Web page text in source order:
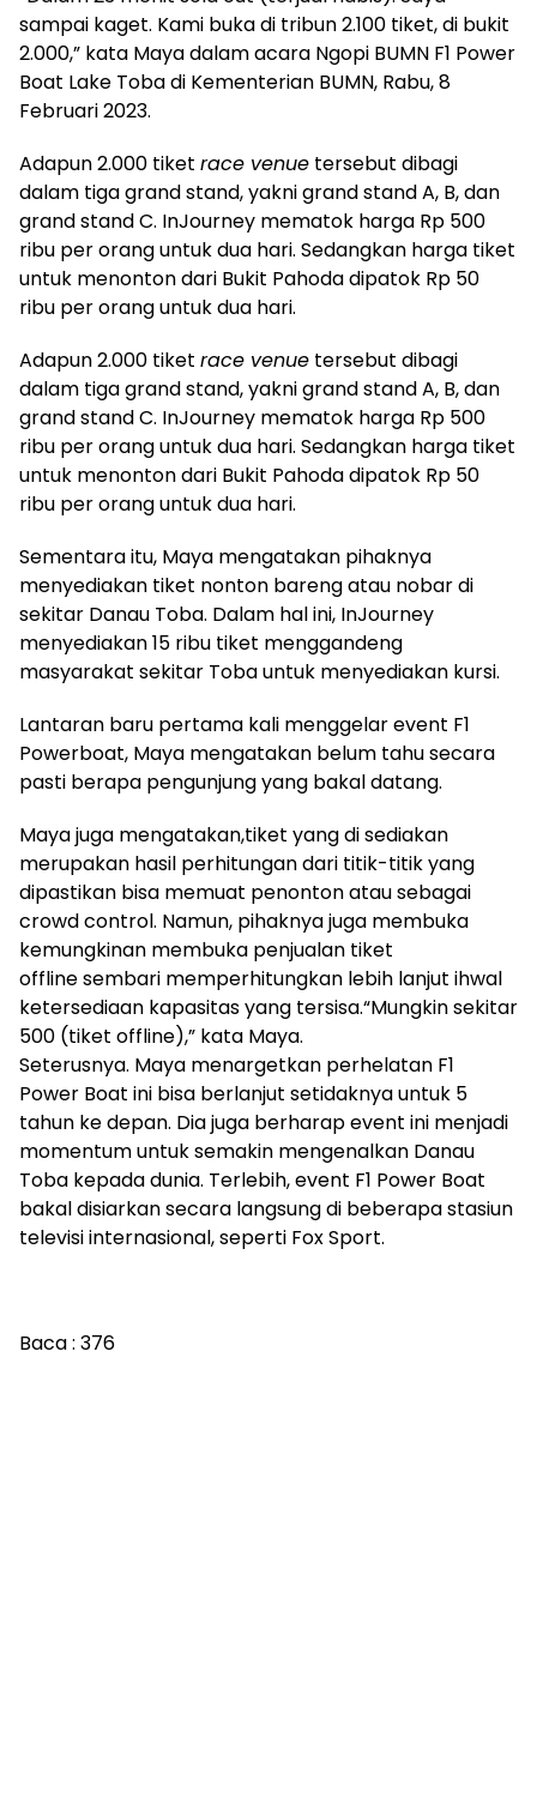
sampai kaget. Kami buka di tribun 2.100 tiket, di bukit
2.000,” kata Maya dalam acara Ngopi BUMN F1 Power
Boat Lake Toba di Kementerian BUMN, Rabu, 8
Februari 2023.
Adapun 2.000 tiket race venue tersebut dibagi
dalam tiga grand stand, yakni grand stand A, B, dan
grand stand C. InJourney mematok harga Rp 500
ribu per orang untuk dua hari. Sedangkan harga tiket
untuk menonton dari Bukit Pahoda dipatok Rp 50
ribu per orang untuk dua hari.
Adapun 2.000 tiket race venue tersebut dibagi
dalam tiga grand stand, yakni grand stand A, B, dan
grand stand C. InJourney mematok harga Rp 500
ribu per orang untuk dua hari. Sedangkan harga tiket
untuk menonton dari Bukit Pahoda dipatok Rp 50
ribu per orang untuk dua hari.
Sementara itu, Maya mengatakan pihaknya
menyediakan tiket nonton bareng atau nobar di
sekitar Danau Toba. Dalam hal ini, InJourney
menyediakan 15 ribu tiket menggandeng
masyarakat sekitar Toba untuk menyediakan kursi.
Lantaran baru pertama kali menggelar event F1
Powerboat, Maya mengatakan belum tahu secara
pasti berapa pengunjung yang bakal datang.
Maya juga mengatakan,tiket yang di sediakan
merupakan hasil perhitungan dari titik-titik yang
dipastikan bisa memuat penonton atau sebagai
crowd control. Namun, pihaknya juga membuka
kemungkinan membuka penjualan tiket
offline sembari memperhitungkan lebih lanjut ihwal
ketersediaan kapasitas yang tersisa.“Mungkin sekitar
500 (tiket offline),” kata Maya.
Seterusnya. Maya menargetkan perhelatan F1
Power Boat ini bisa berlanjut setidaknya untuk 5
tahun ke depan. Dia juga berharap event ini menjadi
momentum untuk semakin mengenalkan Danau
Toba kepada dunia. Terlebih, event F1 Power Boat
bakal disiarkan secara langsung di beberapa stasiun
televisi internasional, seperti Fox Sport.
Baca : 376